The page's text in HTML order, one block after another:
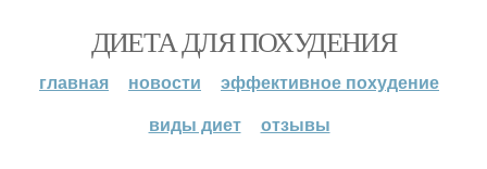
ДИЕТА ДЛЯ ПОХУДЕНИЯ
главная новости
эффективное похудение
виды диет
отзывы